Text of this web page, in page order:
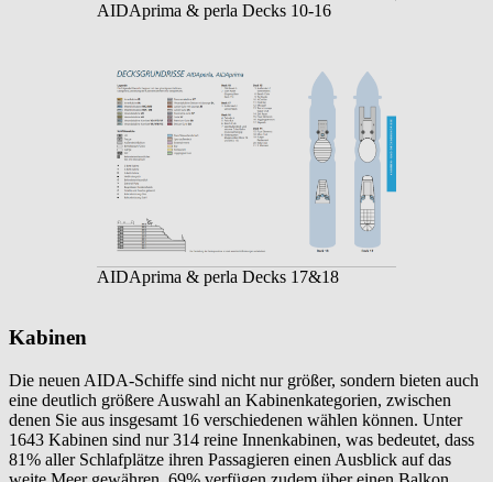
AIDAprima & perla Decks 10-16
AIDAprima & perla Decks 17&18
Kabinen
Die neuen AIDA-Schiffe sind nicht nur größer, sondern bieten auch
eine deutlich größere Auswahl an Kabinenkategorien, zwischen
denen Sie aus insgesamt 16 verschiedenen wählen können. Unter
1643 Kabinen sind nur 314 reine Innenkabinen, was bedeutet, dass
81% aller Schlafplätze ihren Passagieren einen Ausblick auf das